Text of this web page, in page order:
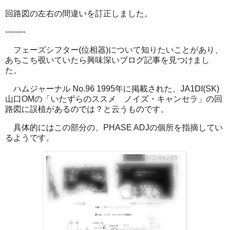
回路図の左右の間違いを訂正しました。
--------
フェーズシフター(位相器)について知りたいことがあり、
あちこち覗いていたら興味深いブログ記事を見つけまし
た。
ハムジャーナル No.96 1995年に掲載された、JA1DI(SK)
山口OMの「いたずらのススメ ノイズ・キャンセラ」の回
路図に誤植があるのでは？と云うものです。
具体的にはこの部分の、PHASE ADJの個所を指摘してい
るようです。